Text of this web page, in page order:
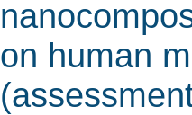
on human